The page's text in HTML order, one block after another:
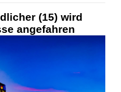
(15) wird
angefahren